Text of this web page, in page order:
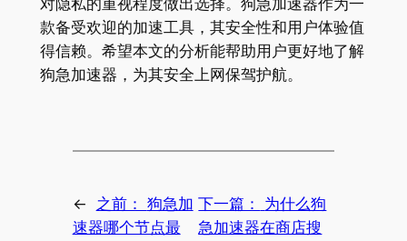
款备受欢迎的加速工具，其安全性和用户体验值
得信赖。希望本文的分析能帮助用户更好地了解
狗急加速器，为其安全上网保驾护航。
← 之前： 狗急加
速器哪个节点最
下一篇：
为什么狗
急加速器在商店搜